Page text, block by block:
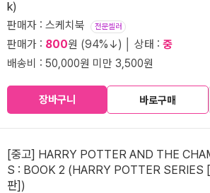
k)
판매자 : 스케치북 전문셀러
판매가 : 800원 (94%↓) │ 상태 : 중
배송비 : 50,000원 미만 3,500원
장바구니 바로구매
[중고] HARRY POTTER AND THE
S : BOOK 2 (HARRY POTTER SERIES
판])